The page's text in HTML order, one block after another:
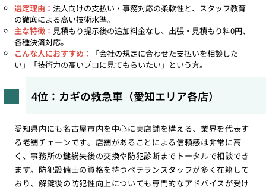
選定理由： 法人向けの支払い・事務対応の柔軟性と、スタッフ教育
の徹底による高い技術水準。
主な特徴： 見積もり提示後の追加料金なし、出張・見積もり料0円、
各種決済対応。
こんな人におすすめ：
「会社の規定に合わせた支払いを相談した
い」「技術力の高いプロに見てもらいたい」という方。
4位：カギの救急車（愛知エリア各店）
愛知県内にも名古屋市内を中心に実店舗を構える、業界を代表す
る老舗チェーンです。店舗があることによる信頼感は非常に高
く、事務所の鍵紛失後の交換や防犯診断までトータルで相談でき
ます。防犯設備士の資格を持つベテランスタッフが多く在籍して
おり、解錠後の防犯性向上についても専門的なアドバイスが受け